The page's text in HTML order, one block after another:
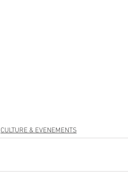
CULTURE & EVENEMENTS